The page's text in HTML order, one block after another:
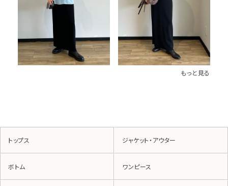
もっと見る
トップス ジャケット・アウター
ボトム ワンピース